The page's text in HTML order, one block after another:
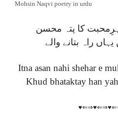
Mohsin Naqvi poetry in urdu
کا پتہ محسن
راہ بتانے والے
Itna asan nahi shehar e
Khud bhataktay han